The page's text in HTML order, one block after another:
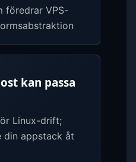
föredrar VPS-
kan passa
Linux-drift;
din appstack åt